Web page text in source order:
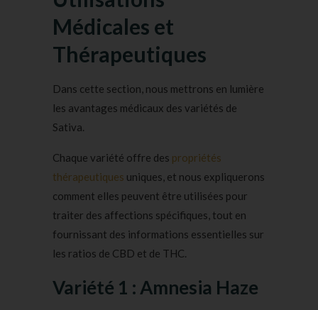
Médicales et
Thérapeutiques
Dans cette section, nous mettrons en lumière
les avantages médicaux des variétés de
Sativa.
Chaque variété offre des propriétés
thérapeutiques uniques, et nous expliquerons
comment elles peuvent être utilisées pour
traiter des affections spécifiques, tout en
fournissant des informations essentielles sur
les ratios de CBD et de THC.
Variété 1 : Amnesia Haze